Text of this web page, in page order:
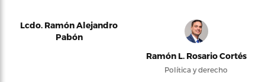
Lcdo. Ramón Alejandro
Pabón
Ramón L. Rosario Cortés
Política y derecho